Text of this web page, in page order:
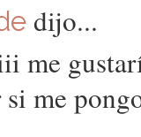
dijo...
me
si me